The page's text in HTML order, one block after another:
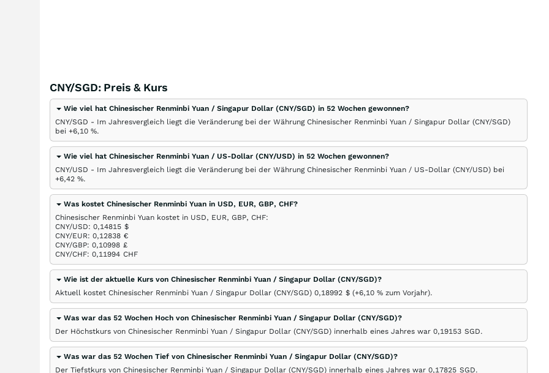
CNY/SGD: Preis & Kurs
Wie viel hat Chinesischer Renminbi Yuan / Singapur Dollar (CNY/SGD) in 52 Wochen gewonnen?
CNY/SGD - Im Jahresvergleich liegt die Veränderung bei der Währung Chinesischer Renminbi Yuan / Singapur Dollar (CNY/SGD)
bei +6,10 %.
Wie viel hat Chinesischer Renminbi Yuan / US-Dollar (CNY/USD) in 52 Wochen gewonnen?
CNY/USD - Im Jahresvergleich liegt die Veränderung bei der Währung Chinesischer Renminbi Yuan / US-Dollar (CNY/USD) bei
+6,42 %.
Was kostet Chinesischer Renminbi Yuan in USD, EUR, GBP, CHF?
Chinesischer Renminbi Yuan kostet in USD, EUR, GBP, CHF:
CNY/USD: 0,14815 $
CNY/EUR: 0,12838 €
CNY/GBP: 0,10998 £
CNY/CHF: 0,11994 CHF
Wie ist der aktuelle Kurs von Chinesischer Renminbi Yuan / Singapur Dollar (CNY/SGD)?
Aktuell kostet Chinesischer Renminbi Yuan / Singapur Dollar (CNY/SGD) 0,18992 $ (+6,10 % zum Vorjahr).
Was war das 52 Wochen Hoch von Chinesischer Renminbi Yuan / Singapur Dollar (CNY/SGD)?
Der Höchstkurs von Chinesischer Renminbi Yuan / Singapur Dollar (CNY/SGD) innerhalb eines Jahres war 0,19153 SGD.
Was war das 52 Wochen Tief von Chinesischer Renminbi Yuan / Singapur Dollar (CNY/SGD)?
Der Tiefstkurs von Chinesischer Renminbi Yuan / Singapur Dollar (CNY/SGD) innerhalb eines Jahres war 0,17825 SGD.